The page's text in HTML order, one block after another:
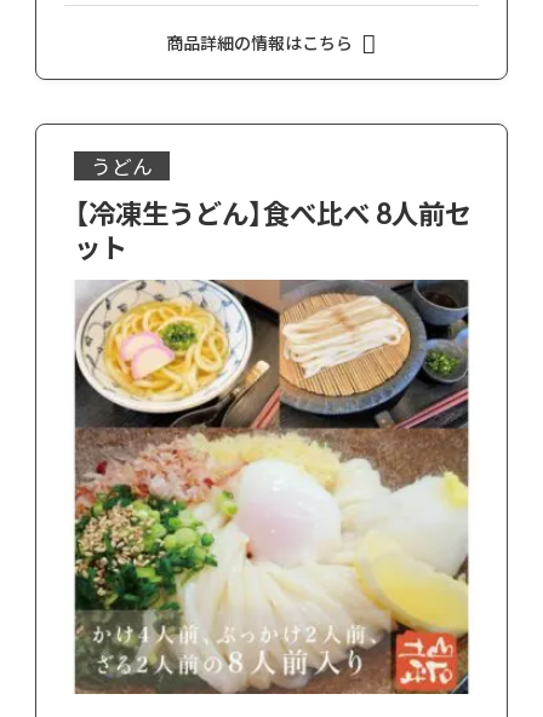
商品詳細の情報はこちら
うどん
【冷凍生うどん】食べ比べ 8人前セ
ット